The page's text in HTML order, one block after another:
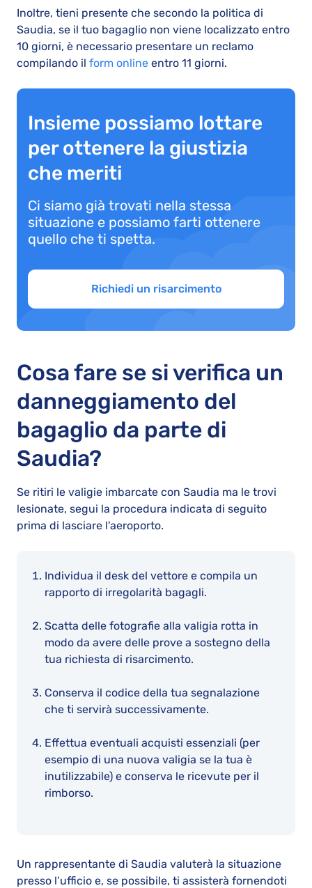
Inoltre, tieni presente che secondo la politica di
Saudia, se il tuo bagaglio non viene localizzato entro
10 giorni, è necessario presentare un reclamo
compilando il form online entro 11 giorni.
Insieme possiamo lottare
per ottenere la giustizia
che meriti
Ci siamo già trovati nella stessa
situazione e possiamo farti ottenere
quello che ti spetta.
Richiedi un risarcimento
Cosa fare se si verifica un
danneggiamento del
bagaglio da parte di
Saudia?
Se ritiri le valigie imbarcate con Saudia ma le trovi
lesionate, segui la procedura indicata di seguito
prima di lasciare l'aeroporto.
Individua il desk del vettore e compila un
rapporto di irregolarità bagagli.
Scatta delle fotografie alla valigia rotta in
modo da avere delle prove a sostegno della
tua richiesta di risarcimento.
Conserva il codice della tua segnalazione
che ti servirà successivamente.
Effettua eventuali acquisti essenziali (per
esempio di una nuova valigia se la tua è
inutilizzabile) e conserva le ricevute per il
rimborso.
Un rappresentante di Saudia valuterà la situazione
presso l’ufficio e, se possibile, ti assisterà fornendoti